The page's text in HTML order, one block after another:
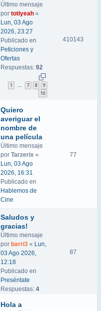
Último mensaje
por totiyeah «
Lun, 03 Ago
2026, 23:27
Publicado en
Peticiones y
Ofertas
Respuestas: 92
1 7 8
9
10
410143
Quiero
averiguar el
nombre de
una película
Último mensaje
por Tarzerix «
Lun, 03 Ago
2026, 16:31
Publicado en
Hablemos de
Cine
77
Saludos y
gracias!
Último mensaje
por barri3 « Lun,
03 Ago 2026,
12:18
Publicado en
Preséntate
Respuestas: 4
87
Hola a